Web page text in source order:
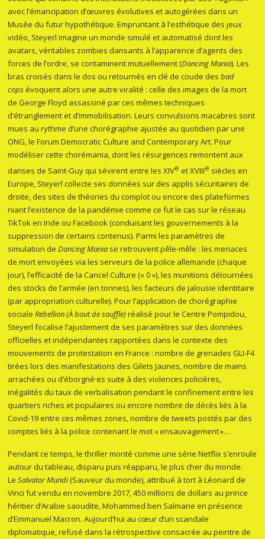
avec l’émancipation d’œuvres évolutives et autogérées dans un
Musée du futur hypothétique. Empruntant à l’esthétique des jeux
vidéo, Steyerl imagine un monde simulé et automatisé dont les
avatars, véritables zombies dansants à l’apparence d’agents des
forces de l’ordre, se contaminent mutuellement (Dancing Mania). Les
bras croisés dans le dos ou retournés en clé de coude desbad
cops évoquent alors une autre viralité : celle des images de la mort
de George Floyd assassiné par ces mêmes techniques
d’étranglement et d’immobilisation. Leurs convulsions macabres sont
mues au rythme d’une chorégraphie ajustée au quotidien par une
ONG, le Forum Democratic Culture and Contemporary Art. Pour
modéliser cette chorémania, dont les résurgences remontent aux
danses de Saint-Guy qui sévirent entre les XIVe et XVIIIe siècles en
Europe, Steyerl collecte ses données sur des applis sécuritaires de
droite, des sites de théories du complot ou encore des plateformes
niant l’existence de la pandémie comme ce fut le cas sur le réseau
TikTok en Inde ou Facebook (conduisant les gouvernements à la
suppression de certains contenus). Parmi les paramètres de
simulation deDancing Mania se retrouvent pêle-mêle : les menaces
de mort envoyées via les serveurs de la police allemande (chaque
jour), l’efficacité de la Cancel Culture (« 0 »), les munitions détournées
des stocks de l’armée (en tonnes), les facteurs de jalousie identitaire
(par appropriation culturelle). Pour l’application de chorégraphie
socialeRebellion (À bout de souffle)réalisé pour le Centre Pompidou,
Steyerl focalise l’ajustement de ses paramètres sur des données
officielles et indépendantes rapportées dans le contexte des
mouvements de protestation en France : nombre de grenades GLI-F4
tirées lors des manifestations des Gilets Jaunes, nombre de mains
arrachées ou d’éborgné·es suite à des violences policières,
inégalités du taux de verbalisation pendant le confinement entre les
quartiers riches et populaires ou encore nombre de décès liés à la
Covid-19 entre ces mêmes zones, nombre de tweets postés par des
comptes liés à la police contenant le mot « ensauvagement »…
Pendant ce temps, le thriller monté comme une série Netflix s’enroule
autour du tableau, disparu puis réapparu, le plus cher du monde.
LeSalvator Mundi(Sauveur du monde), attribué à tort à Léonard de
Vinci fut vendu en novembre 2017, 450 millions de dollars au prince
héritier d’Arabie saoudite, Mohammed ben Salmane en présence
d’Emmanuel Macron. Aujourd’hui au cœur d’un scandale
diplomatique, refusé dans la rétrospective consacrée au peintre de